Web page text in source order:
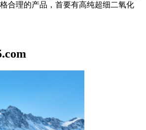
合理的产品，首要有高纯超细二氧化